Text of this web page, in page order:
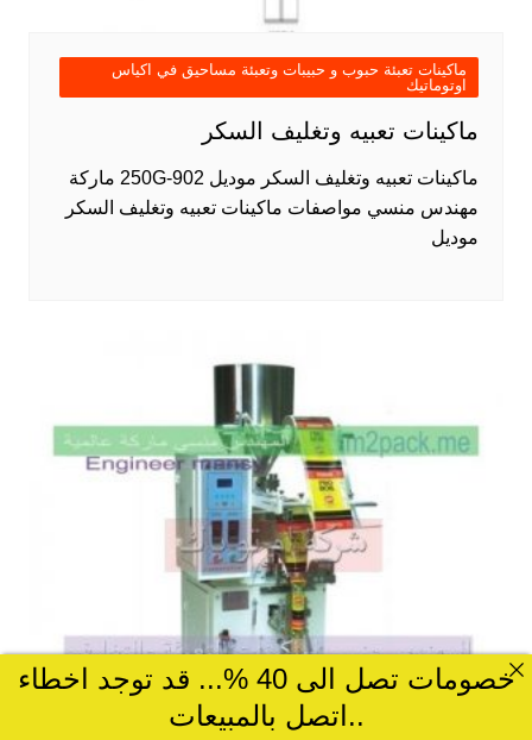
ماكينات تعبئة حبوب و حبيبات وتعبئة مساحيق في اكياس
اوتوماتيك
ماكينات تعبيه وتغليف السكر
ماكينات تعبيه وتغليف السكر موديل 902-250G ماركة
مهندس منسي مواصفات ماكينات تعبيه وتغليف السكر
موديل
خصومات تصل الى 40 %... قد توجد اخطاء
..اتصل بالمبيعات